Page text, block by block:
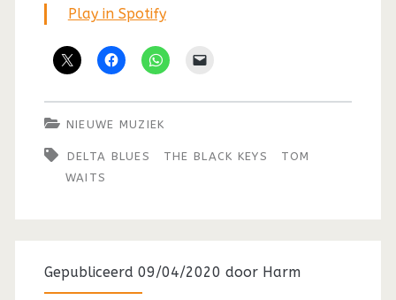
Play in Spotify
NIEUWE MUZIEK
DELTA BLUES THE BLACK KEYS
TOM
WAITS
Gepubliceerd 09/04/2020 door Harm